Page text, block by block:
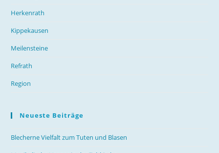
Herkenrath
Kippekausen
Meilensteine
Refrath
Region
Neueste Beiträge
Blecherne Vielfalt zum Tuten und Blasen